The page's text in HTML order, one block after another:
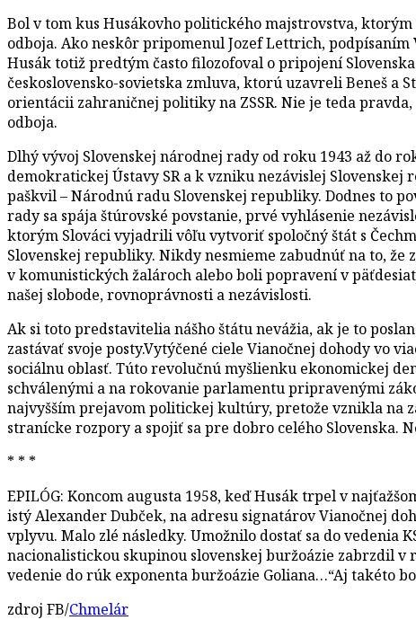
Bol v tom kus Husákovho politického majstrovstva,
odboja. Ako neskôr pripomenul Jozef Lettrich,
Husák totiž predtým často filozofoval o pripojení
československo-sovietska zmluva, ktorú uzavreli Beneš a
orientácii zahraničnej politiky na ZSSR. Nie je teda
odboja.
Dlhý vývoj Slovenskej národnej rady od roku 1943 až do
demokratickej Ústavy SR a k vzniku nezávislej
paškvil – Národnú radu Slovenskej republiky. Dodnes to
rady sa spája štúrovské povstanie, prvé vyhlásenie
ktorým Slováci vyjadrili vôľu vytvoriť spoločný štát s
Slovenskej republiky. Nikdy nesmieme zabudnúť na to,
v komunistických žalároch alebo boli popravení v
našej slobode, rovnoprávnosti a nezávislosti.
Ak si toto predstavitelia nášho štátu nevážia, ak je to
zastávať svoje posty.Vytýčené ciele Vianočnej dohody vo
sociálnu oblasť. Túto revolučnú myšlienku ekonomickej
schválenými a na rokovanie parlamentu pripravenými
najvyšším prejavom politickej kultúry, pretože vznikla na
stranícke rozpory a spojiť sa pre dobro celého Slovenska.
* * *
EPILÓG: Koncom augusta 1958, keď Husák trpel v
istý Alexander Dubček, na adresu signatárov Vianočnej
vplyvu. Malo zlé následky. Umožnilo dostať sa do vedenia
nacionalistickou skupinou slovenskej buržoázie zabrzdil v
vedenie do rúk exponenta buržoázie Goliana…“Aj takéto
zdroj FB/Chmelár